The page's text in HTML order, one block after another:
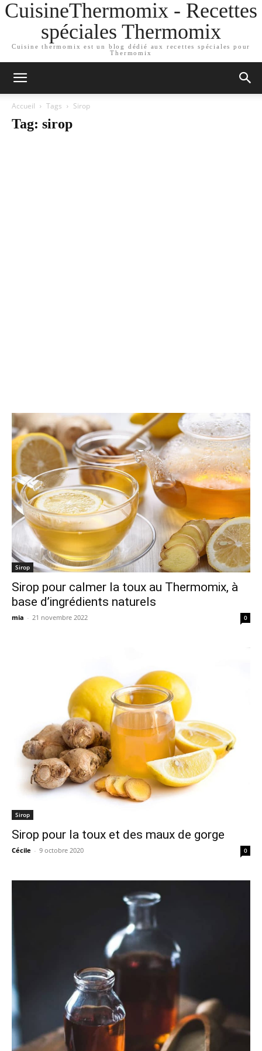
CuisineThermomix - Recettes
spéciales Thermomix
Cuisine thermomix est un blog dédié aux recettes spéciales pour
Thermomix
Accueil Tags Sirop
Tag: sirop
Sirop
Sirop pour calmer la toux au Thermomix, à
base d’ingrédients naturels
mia - 21 novembre 2022 0
Sirop
Sirop pour la toux et des maux de gorge
Cécile - 9 octobre 2020 0